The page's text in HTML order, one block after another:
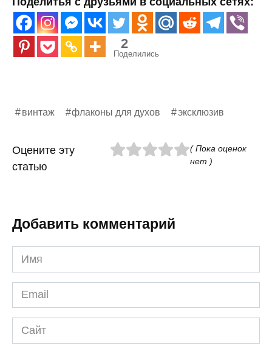
2
Поделились
винтаж флаконы для духов эксклюзив
Оцените эту
статью
( Пока оценок
нет )
Добавить комментарий
Имя
*
Email
*
Сайт